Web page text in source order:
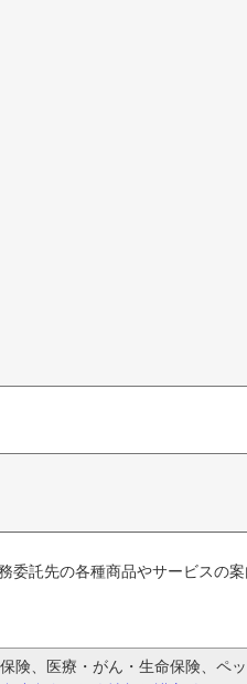
託先の各種商品やサービスの
険、医療・がん・生命保険、ペ